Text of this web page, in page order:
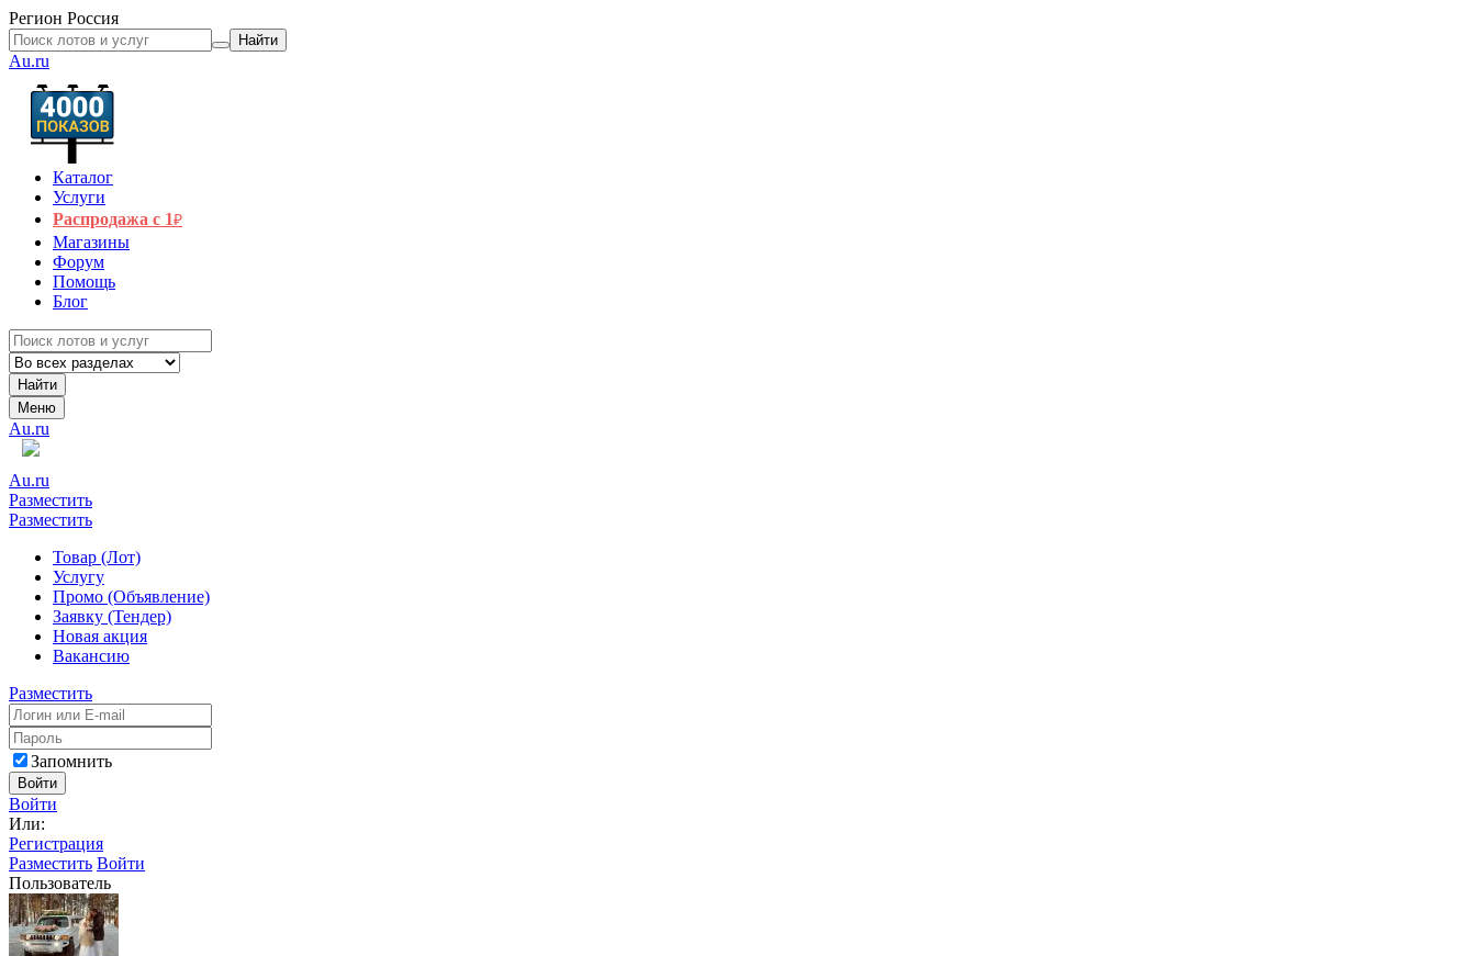
Регион Россия
Найти
Au.ru
Каталог
Услуги
Распродажа с 1₽
Магазины
Форум
Помощь
Блог
Найти
Меню
Au.ru
Au.ru
Разместить
Разместить
Товар (Лот)
Услугу
Промо (Объявление)
Заявку (Тендер)
Новая акция
Вакансию
Разместить
Запомнить
Войти
Войти
Или:
Регистрация
Разместить Войти
Пользователь